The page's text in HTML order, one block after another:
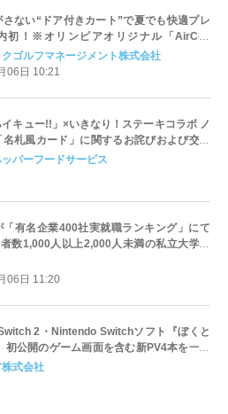
ない“ドア付きカート”で夏でも快適プレ
！※オリンピアオリジナル「AirCon
コンカート）」導入 | ＰＧＭ
ゴルフマネージメント株式会社
06日 10:21
キュー!!」×いきなり！ステーキコラボ ノ
札風カード」に関するお詫びおよび交換
のご案内
パーフードサービス
「有名企業400社実就職ランキング」にて
数1,000人以上2,000人未満の私立大学で
獲得！～実就職率は26.5%（前年比＋
長、東京の私立大学でも10位にランクイン
06日 11:20
2・Nintendo Switchソフト『ぼくと
初公開のゲーム画面を含む新PV4本を一挙
式会社